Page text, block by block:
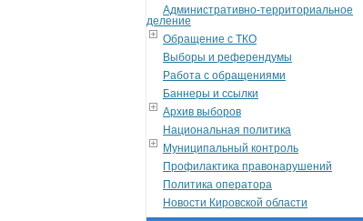
Административно-территориальное
деление
Обращение с ТКО
Выборы и референдумы
Работа с обращениями
Баннеры и ссылки
Архив выборов
Национальная политика
Муниципальный контроль
Профилактика правонарушений
Политика оператора
Новости Кировской области